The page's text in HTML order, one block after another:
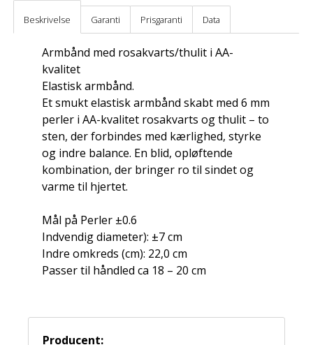
Beskrivelse Garanti Prisgaranti Data
Armbånd med rosakvarts/thulit i AA-
kvalitet
Elastisk armbånd.
Et smukt elastisk armbånd skabt med 6 mm
perler i AA-kvalitet rosakvarts og thulit – to
sten, der forbindes med kærlighed, styrke
og indre balance. En blid, opløftende
kombination, der bringer ro til sindet og
varme til hjertet.
Mål på Perler ±0.6
Indvendig diameter): ±7 cm
Indre omkreds (cm): 22,0 cm
Passer til håndled ca 18 – 20 cm
Producent: